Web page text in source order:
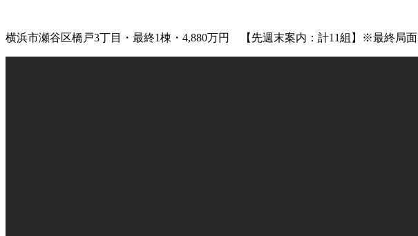
横浜市瀬谷区橋戸3丁目・最終1棟・4,880万円 【先週末案内：計11組】※最終局面